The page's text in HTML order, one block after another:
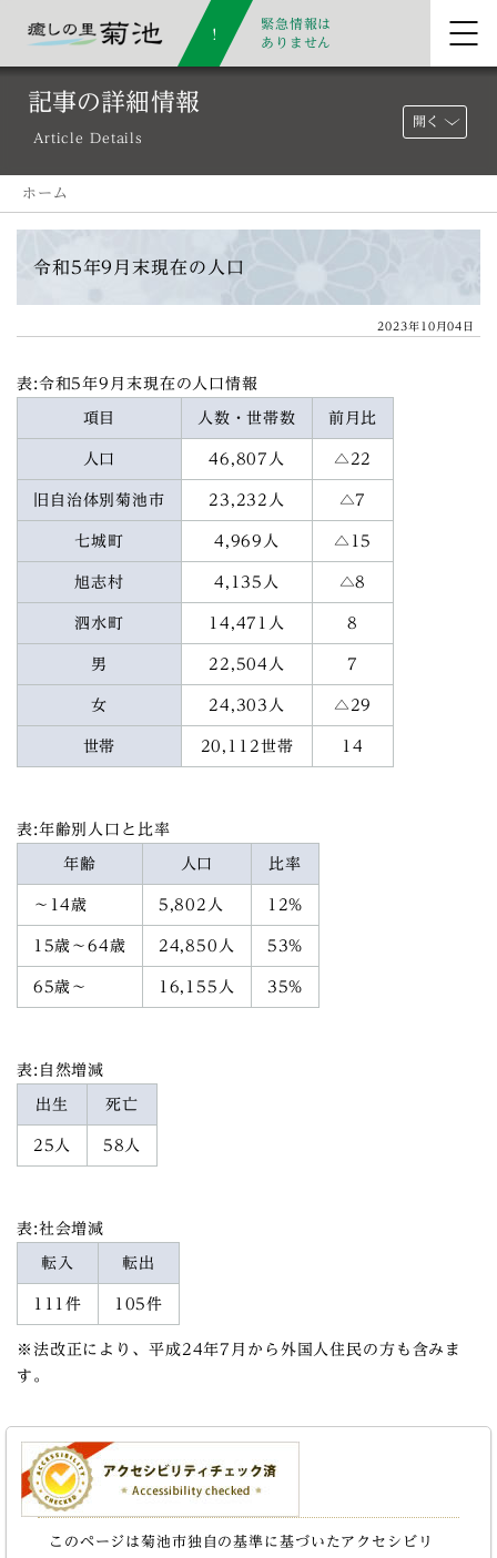
緊急情報は
ありません
記事の詳細情報
Article Details
開く
ホーム
令和5年9月末現在の人口
2023年10月04日
表:令和5年9月末現在の人口情報
項目 人数・世帯数 前月比
人口 46,807人 △22
旧自治体別菊池市 23,232人 △7
七城町 4,969人 △15
旭志村 4,135人 △8
泗水町 14,471人 8
男 22,504人 7
女 24,303人 △29
世帯 20,112世帯 14
表:年齢別人口と比率
年齢 人口 比率
～14歳 5,802人 12%
15歳～64歳 24,850人 53%
65歳～ 16,155人 35%
表:自然増減
出生 死亡
25人 58人
表:社会増減
転入 転出
111件 105件
※法改正により、平成24年7月から外国人住民の方も含みま
す。
このページは菊池市独自の基準に基づいたアクセシビリ